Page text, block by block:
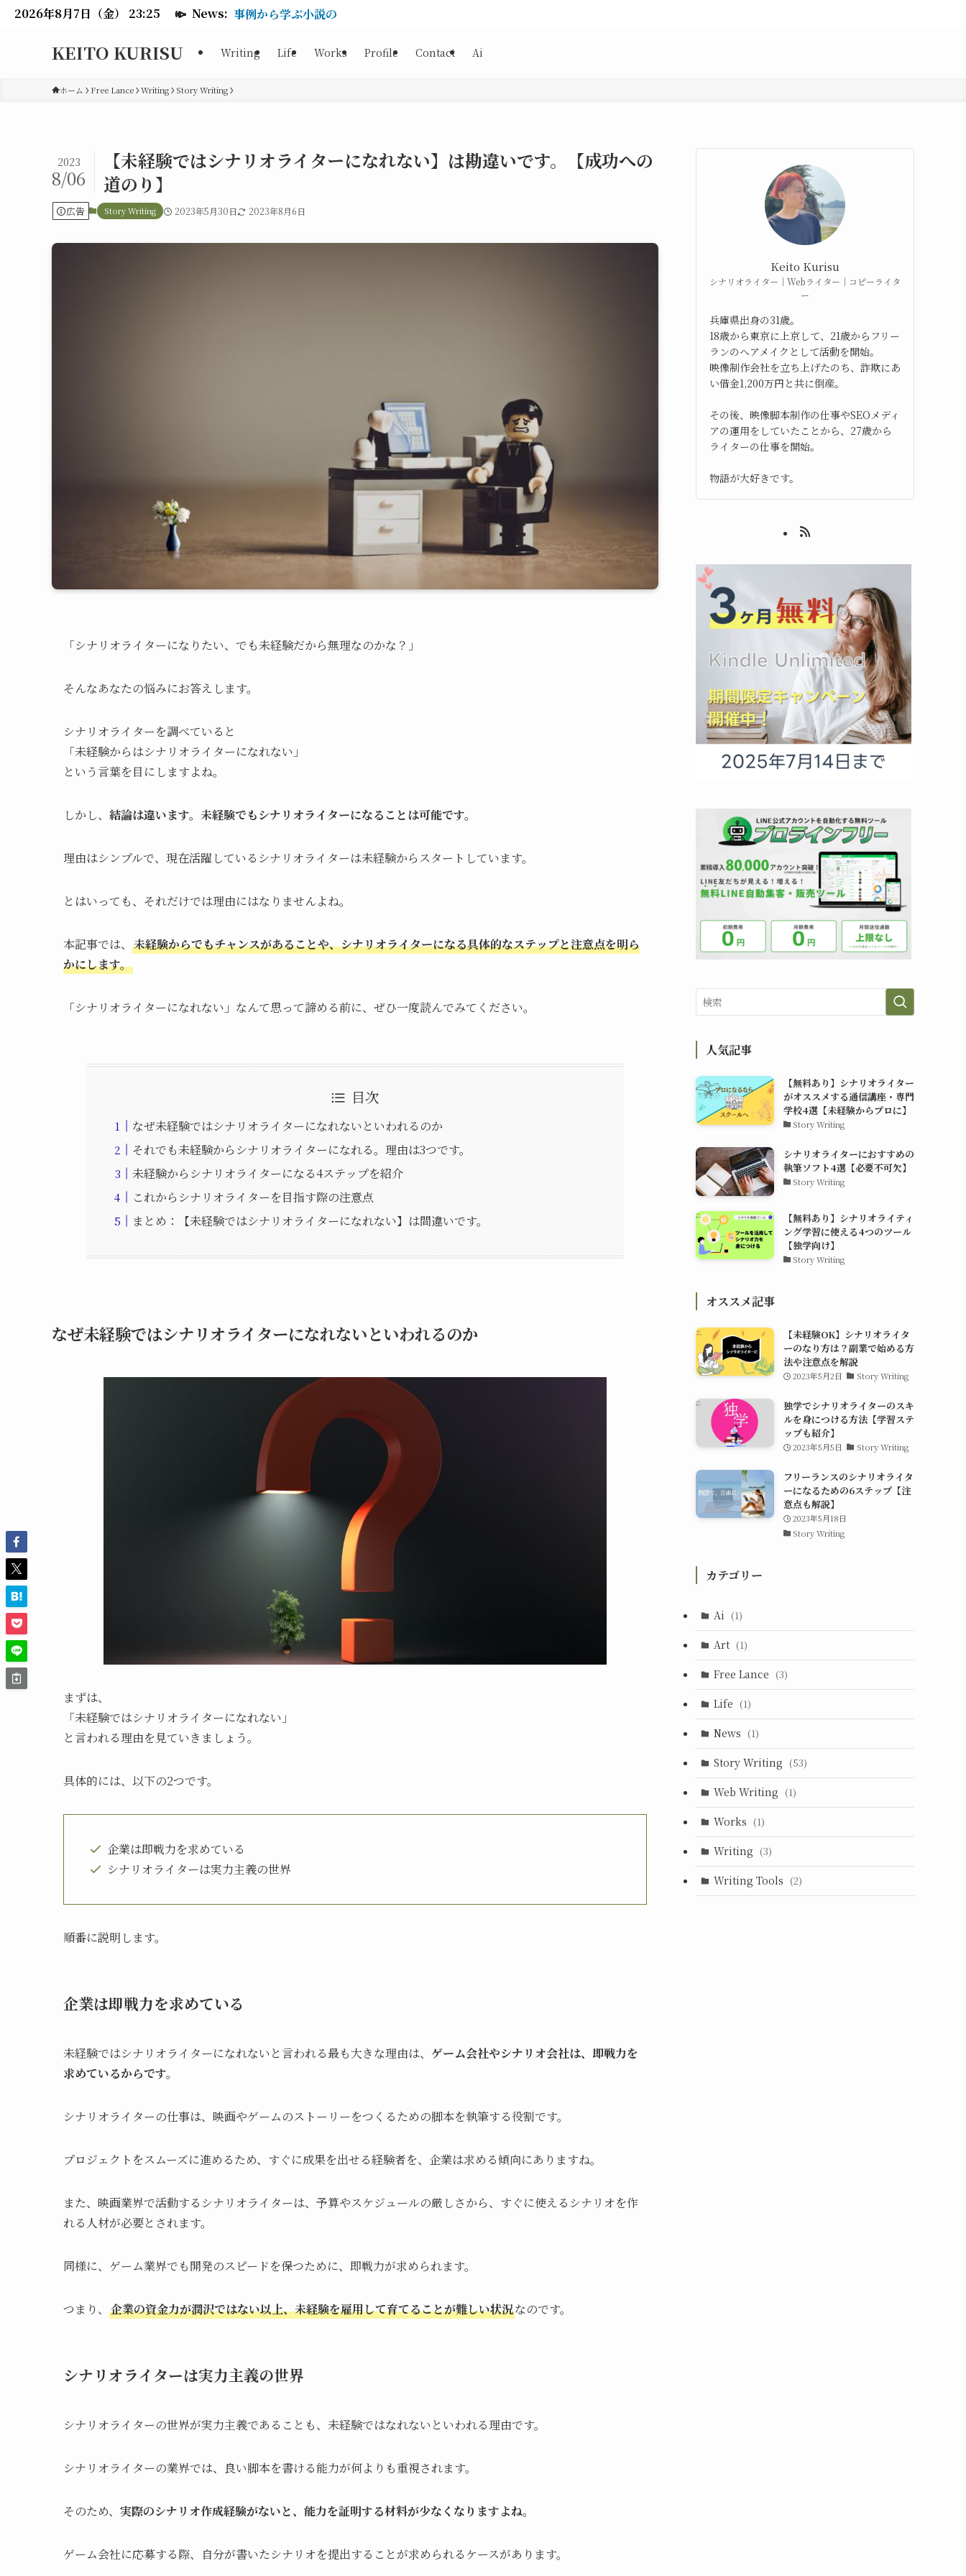
2026年8月7日（金） 23:25 📣 News: 事例から学ぶ小説の書き出し9選！インパクトのある冒頭を
KEITO KURISU Writing Life Works Profile Contact Ai
ホーム Free Lance Writing Story Writing
【未経験ではシナリオライターになれない】は勘違いです。【成功への
道のり】
2023
8/06
広告 Story Writing 2023年5月30日 2023年8月6日
「シナリオライターになりたい、でも未経験だから無理なのかな？」
そんなあなたの悩みにお答えします。
シナリオライターを調べていると
「未経験からはシナリオライターになれない」
という言葉を目にしますよね。
しかし、 結論は違います。未経験でもシナリオライターになることは可能です。
理由はシンプルで、現在活躍しているシナリオライターは未経験からスタートしています。
とはいっても、それだけでは理由にはなりませんよね。
本記事では、 未経験からでもチャンスがあることや、シナリオライターになる具体的なステップと注意点を明ら
かにします。
「シナリオライターになれない」なんて思って諦める前に、ぜひ一度読んでみてください。
目次
なぜ未経験ではシナリオライターになれないといわれるのか
それでも未経験からシナリオライターになれる。理由は3つです。
未経験からシナリオライターになる4ステップを紹介
これからシナリオライターを目指す際の注意点
まとめ：【未経験ではシナリオライターになれない】は間違いです。
なぜ未経験ではシナリオライターになれないといわれるのか
まずは、
「未経験ではシナリオライターになれない」
と言われる理由を見ていきましょう。
具体的には、以下の2つです。
企業は即戦力を求めている
シナリオライターは実力主義の世界
順番に説明します。
企業は即戦力を求めている
未経験ではシナリオライターになれないと言われる最も大きな理由は、 ゲーム会社やシナリオ会社は、即戦力を
求めているからです。
シナリオライターの仕事は、映画やゲームのストーリーをつくるための脚本を執筆する役割です。
プロジェクトをスムーズに進めるため、すぐに成果を出せる経験者を、企業は求める傾向にありますね。
また、映画業界で活動するシナリオライターは、予算やスケジュールの厳しさから、すぐに使えるシナリオを作
れる人材が必要とされます。
同様に、ゲーム業界でも開発のスピードを保つために、即戦力が求められます。
つまり、 企業の資金力が潤沢ではない以上、未経験を雇用して育てることが難しい状況なのです。
シナリオライターは実力主義の世界
シナリオライターの世界が実力主義であることも、未経験ではなれないといわれる理由です。
シナリオライターの業界では、良い脚本を書ける能力が何よりも重視されます。
そのため、 実際のシナリオ作成経験がないと、能力を証明する材料が少なくなりますよね。
ゲーム会社に応募する際、自分が書いたシナリオを提出することが求められるケースがあります。
Keito Kurisu
シナリオライター｜Webライター｜コピーライタ
ー
兵庫県出身の31歳。
18歳から東京に上京して、21歳からフリー
ランのヘアメイクとして活動を開始。
映像制作会社を立ち上げたのち、詐欺にあ
い借金1,200万円と共に倒産。
その後、映像脚本制作の仕事やSEOメディ
アの運用をしていたことから、27歳から
ライターの仕事を開始。
物語が大好きです。
人気記事
【無料あり】シナリオライター
がオススメする通信講座・専門
学校4選【未経験からプロに】
Story Writing
シナリオライターにおすすめの
執筆ソフト4選【必要不可欠】
Story Writing
【無料あり】シナリオライティ
ング学習に使える4つのツール
【独学向け】
Story Writing
オススメ記事
【未経験OK】シナリオライタ
ーのなり方は？副業で始める方
法や注意点を解説
2023年5月2日 Story Writing
独学でシナリオライターのスキ
ルを身につける方法【学習ステ
ップも紹介】
2023年5月5日 Story Writing
フリーランスのシナリオライタ
ーになるための6ステップ【注
意点も解説】
2023年5月18日
Story Writing
カテゴリー
Ai (1)
Art (1)
Free Lance (3)
Life (1)
News (1)
Story Writing (53)
Web Writing (1)
Works (1)
Writing (3)
Writing Tools (2)